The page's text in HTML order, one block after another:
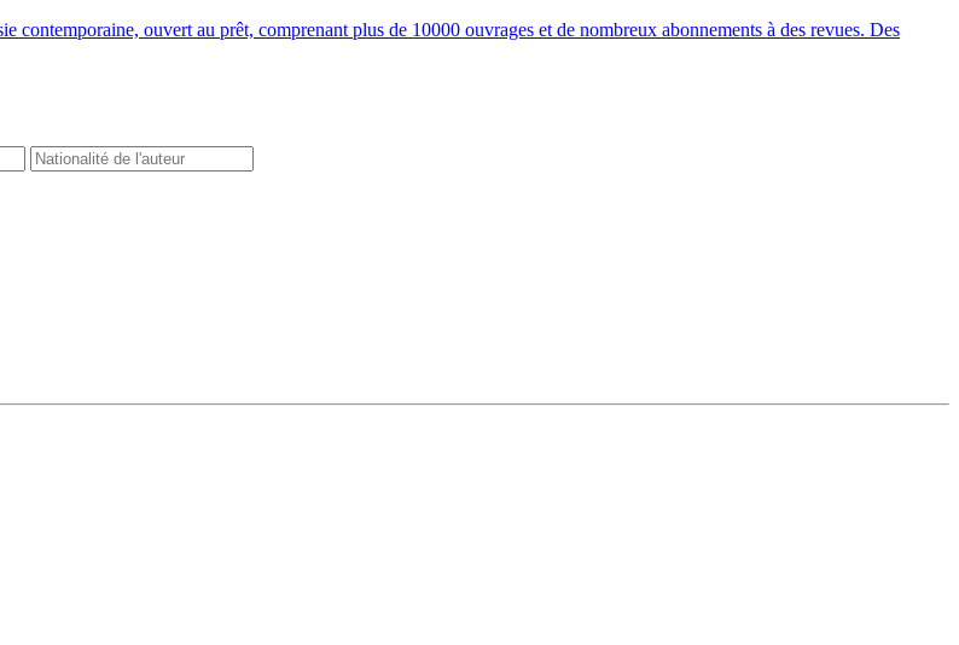
contemporaine, ouvert au prêt, comprenant plus de 10000 ouvrages et de nombreux abonnements à des revues. Des